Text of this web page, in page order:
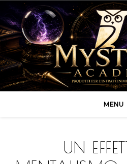
MENU
UN